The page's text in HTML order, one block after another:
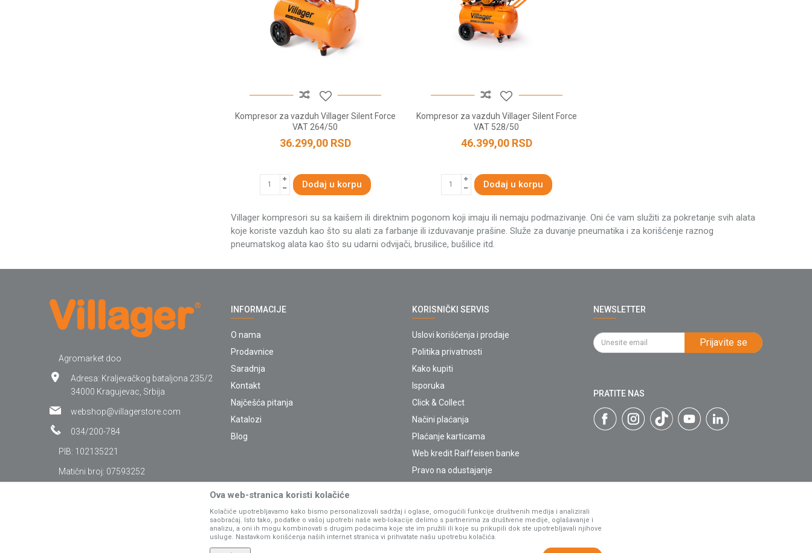
Kompresor za vazduh Villager Silent Force
VAT 264/50
36.299,00 RSD
Dodaj u korpu
Kompresor za vazduh Villager Silent Force
VAT 528/50
46.399,00 RSD
Dodaj u korpu
Villager kompresori su sa kaišem ili direktnim pogonom koji imaju ili nemaju podmazivanje. Oni će vam služiti za pokretanje svih alata
koje koriste vazduh kao što su alati za farbanje ili izduvavanje prašine. Služe za duvanje pneumatika i za korišćenje raznog
pneumatskog alata kao što su udarni odvijači, brusilice, bušilice itd.
Agromarket doo
Adresa: Kraljevačkog bataljona 235/2
34000 Kragujevac, Srbija
webshop@villagerstore.com
034/200-784
PIB: 102135221
Matični broj: 07593252
INFORMACIJE
O nama
Prodavnice
Saradnja
Kontakt
Najčešća pitanja
Katalozi
Blog
KORISNIČKI SERVIS
Uslovi korišćenja i prodaje
Politika privatnosti
Kako kupiti
Isporuka
Click & Collect
Načini plaćanja
Plaćanje karticama
Web kredit Raiffeisen banke
Pravo na odustajanje
Zamena artikala
NEWSLETTER
Prijavite se
PRATITE NAS
Ova web-stranica koristi kolačiće
Kolačiće upotrebljavamo kako bismo personalizovali sadržaj i oglase, omogućili funkcije društvenih medija i analizirali
saobraćaj. Isto tako, podatke o vašoj upotrebi naše web-lokacije delimo s partnerima za društvene medije, oglašavanje i
analizu, a oni ih mogu kombinovati s drugim podacima koje ste im pružili ili koje su prikupili dok ste upotrebljavali njihove
usluge. Nastavkom korišćenja naših internet stranica vi prihvatate našu upotrebu kolačića.